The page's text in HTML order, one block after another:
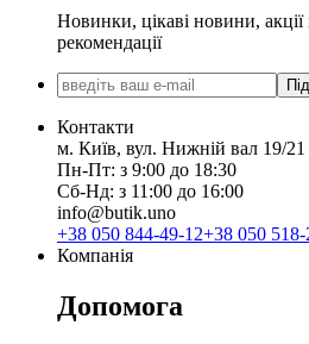
Новинки, цікаві новини,
рекомендації
Контакти
м. Київ, вул. Нижній вал 19/21
Пн-Пт: з 9:00 до 18:30
Сб-Нд: з 11:00 до 16:00
info@butik.uno
+38 050 844-49-12+38 050
Компанія
Допомога